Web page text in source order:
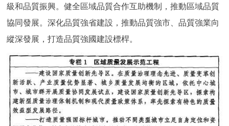
級和品質振興。健全區域品質合作互助機制，推動區域品質
協同發展。深化品質強省建設，推動品質強市、品質強業向
縱深發展，打造品質強國建設標桿。